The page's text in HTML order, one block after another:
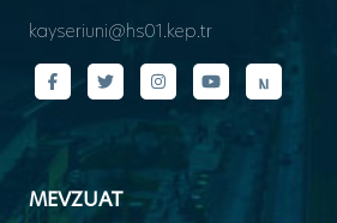
kayseriuni@hs01.kep.tr
MEVZUAT